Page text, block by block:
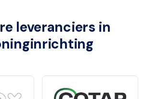
leveranciers in